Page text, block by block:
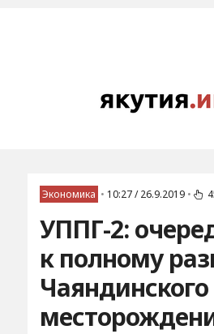
Экономика • 10:27 / 26.9.2019 •
УППГ-2:
к полному
Чаяндинского